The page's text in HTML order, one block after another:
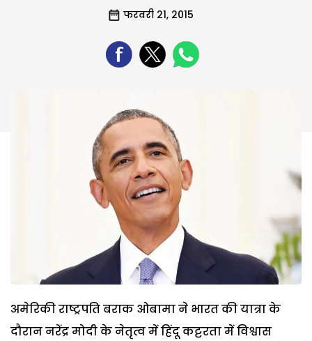
फरवरी 21, 2015
अमेरिकी राष्ट्रपति बराक ओबामा ने भारत की यात्रा के
दौरान नरेंद्र मोदी के नेतृत्व में हिंदू कट्टरता में विश्वास